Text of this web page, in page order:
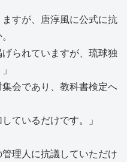
すが、唐淳風に公式に抗
られていますが、琉球独
会であり、教科書検定へ
ているだけです。」
理人に抗議していただけ